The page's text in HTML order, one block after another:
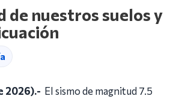
de nuestros suelos y
2026).- El sismo de magnitud 7.5